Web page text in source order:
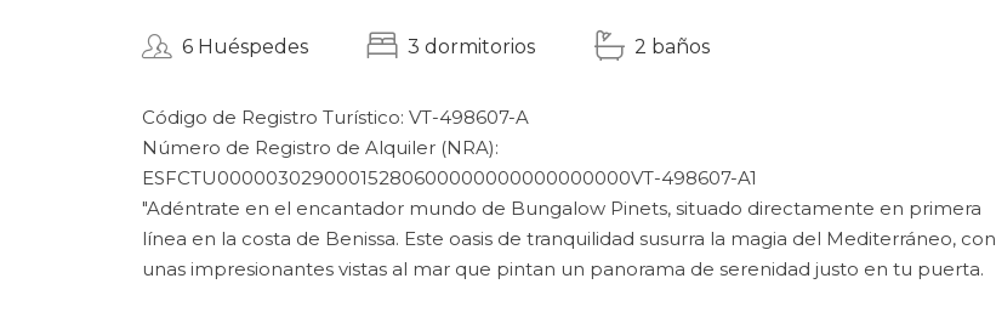
6 Huéspedes 3 dormitorios 2 baños
Código de Registro Turístico: VT-498607-A
Número de Registro de Alquiler (NRA):
ESFCTU00000302900015280600000000000000000VT-498607-A1
"Adéntrate en el encantador mundo de Bungalow Pinets, situado directamente en primera
línea en la costa de Benissa. Este oasis de tranquilidad susurra la magia del Mediterráneo, con
unas impresionantes vistas al mar que pintan un panorama de serenidad justo en tu puerta.